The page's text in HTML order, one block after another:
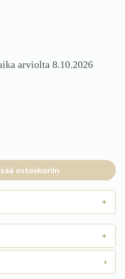
arviolta 8.10.2026
ostoskoriin
+
+
›